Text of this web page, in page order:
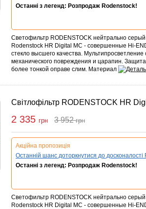
Останні з легенд: Розпродаж Rodenstock!
Светофильтр RODENSTOCK нейтрально
Rodenstock HR Digital MC - совершенные Hi-
стекло высшего качества.
механического повреждения и царапин.
более тонкой оправе слим. Материал
Світлофільтр RODENSTOCK HR
2 335 грн 3 952грн
Купити
Акційна пропозиція
Останній шанс доторкнутися до досконалості
Останні з легенд: Розпродаж Rodenstock!
Светофильтр RODENSTOCK нейтрально
Rodenstock HR Digital MC - совершенные Hi-